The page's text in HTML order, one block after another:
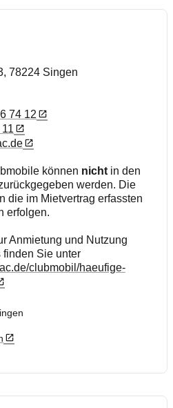
78224 Singen
74 12
können nicht in den
werden. Die
die im Mietvertrag erfassten
erfolgen.
Anmietung und Nutzung
Sie unter
clubmobil/haeufige-